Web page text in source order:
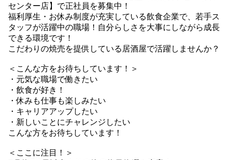
センター店】で正社員を募集中！
福利厚生・お休み制度が充実している飲食企業で、若手ス
タッフが活躍中の職場！自分らしさを大事にしながら成長
できる環境です！
こだわりの焼売を提供している居酒屋で活躍しませんか？
＜こんな方をお待ちしています！＞
・元気な職場で働きたい
・飲食が好き！
・休みも仕事も楽しみたい
・キャリアアップしたい
・新しいことにチャレンジしたい
こんな方をお待ちしています！
＜ここに注目！＞